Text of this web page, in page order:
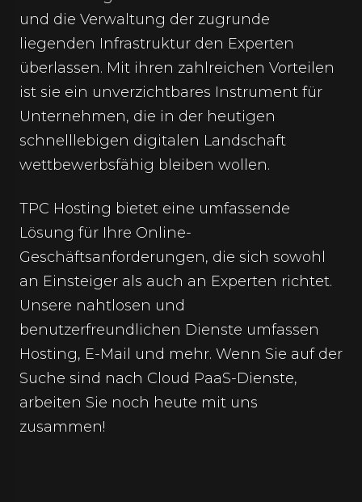
und die Verwaltung der zugrunde
liegenden Infrastruktur den Experten
überlassen. Mit ihren zahlreichen Vorteilen
ist sie ein unverzichtbares Instrument für
Unternehmen, die in der heutigen
schnelllebigen digitalen Landschaft
wettbewerbsfähig bleiben wollen.
TPC Hosting bietet eine umfassende
Lösung für Ihre Online-
Geschäftsanforderungen, die sich sowohl
an Einsteiger als auch an Experten richtet.
Unsere nahtlosen und
benutzerfreundlichen Dienste umfassen
Hosting, E-Mail und mehr. Wenn Sie auf der
Suche sind nach Cloud PaaS-Dienste,
arbeiten Sie noch heute mit uns
zusammen!